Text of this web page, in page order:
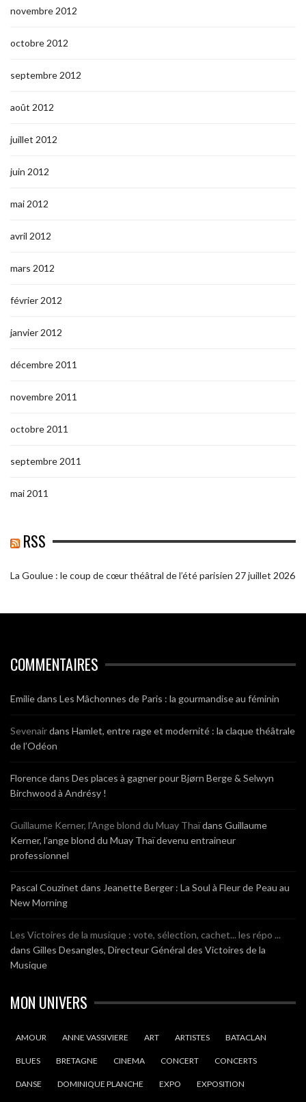
novembre 2012
octobre 2012
septembre 2012
août 2012
juillet 2012
juin 2012
mai 2012
avril 2012
mars 2012
février 2012
janvier 2012
décembre 2011
novembre 2011
octobre 2011
septembre 2011
mai 2011
RSS
La Goulue : le coup de cœur théâtral de l’été parisien 27 juillet 2026
COMMENTAIRES
Emiliedans Les Mâchonnes de Paris : la gourmandise au féminin
Sevenairdans Hamlet, entre rage et modernité : la claque théâtrale
de l’Odéon
Florencedans Des places à gagner pour Bjørn Berge & Selwyn
Birchwood à Andrésy !
Guillaume Kerner, l’Ange blond du Muay Thaïdans Guillaume
Kerner, l’ange blond du Muay Thaï devenu entraineur
professionnel
Pascal Couzinet dans Jeanette Berger : La Soul à Fleur de Peau au
New Morning
Les Victoires de la musique : vote, sélection, cachet... les répo ...
dans Gilles Desangles, Directeur Général des Victoires de la
Musique
MON UNIVERS
AMOUR ANNE VASSIVIERE ART ARTISTES BATACLAN
BLUES BRETAGNE CINEMA CONCERT CONCERTS
DANSE DOMINIQUE PLANCHE EXPO EXPOSITION